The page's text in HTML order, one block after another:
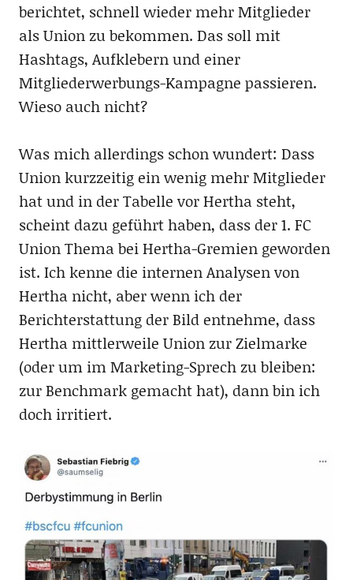
berichtet, schnell wieder mehr Mitglieder
als Union zu bekommen. Das soll mit
Hashtags, Aufklebern und einer
Mitgliederwerbungs-Kampagne passieren.
Wieso auch nicht?
Was mich allerdings schon wundert: Dass
Union kurzzeitig ein wenig mehr Mitglieder
hat und in der Tabelle vor Hertha steht,
scheint dazu geführt haben, dass der 1. FC
Union Thema bei Hertha-Gremien geworden
ist. Ich kenne die internen Analysen von
Hertha nicht, aber wenn ich der
Berichterstattung der Bild entnehme, dass
Hertha mittlerweile Union zur Zielmarke
(oder um im Marketing-Sprech zu bleiben:
zur Benchmark gemacht hat), dann bin ich
doch irritiert.